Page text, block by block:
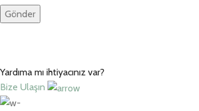
Yardıma mı ihtiyacınız var?
Bize Ulaşın